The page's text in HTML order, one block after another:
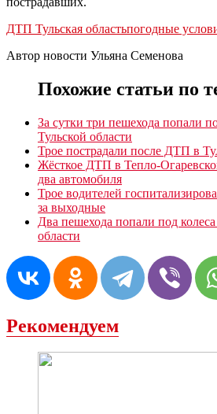
ДТП Тульская областьпогодные
Автор новости Ульяна Семенова
Похожие статьи по
За сутки три пешехода попали
Тульской области
Трое пострадали после ДТП в
Жёсткое ДТП в Тепло-
два автомобиля
Трое водителей
за выходные
Два пешехода попали под колеса
области
Рекомендуем